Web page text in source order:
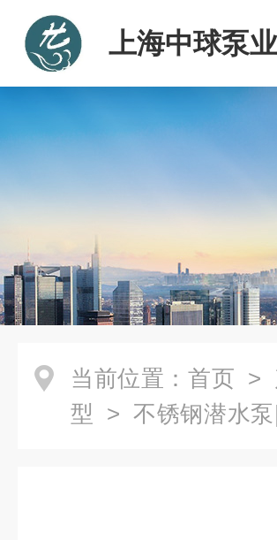
上海中球泵
当前位置： 首页 >
型 > 不锈钢潜水